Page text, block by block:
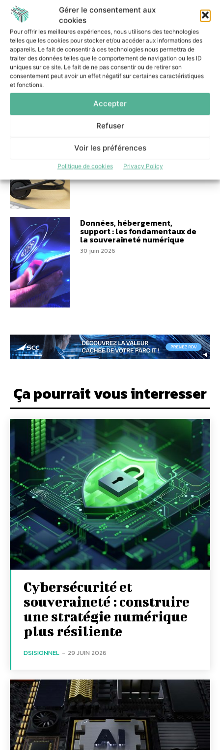
Gérer le consentement aux
cookies
Pour offrir les meilleures expériences, nous utilisons des technologies
telles que les cookies pour stocker et/ou accéder aux informations des
appareils. Le fait de consentir à ces technologies nous permettra de
traiter des données telles que le comportement de navigation ou les ID
uniques sur ce site. Le fait de ne pas consentir ou de retirer son
consentement peut avoir un effet négatif sur certaines caractéristiques
et fonctions.
Accepter
Refuser
Voir les préférences
Politique de cookies Privacy Policy
Comment les banques
peuvent-elles encadrer le
Shadow AI ?
6 juillet 2026
Gestion des alertes : la
dispositifs de sécurité
1 juillet 2026
Données, hébergement,
support : les fondamentaux de
la souveraineté numérique
30 juin 2026
Ça pourrait vous interresser
Cybersécurité et
souveraineté : construire
une stratégie numérique
plus résiliente
DSISIONNEL - 29 JUIN 2026